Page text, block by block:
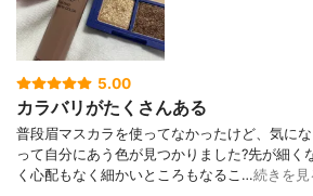
5.00
カラバリがたくさんある
普段眉マスカラを使ってなかったけど、気に
って自分にあう色が見つかりました?先が細く
く心配もなく細かいところもなるこ…続きを見